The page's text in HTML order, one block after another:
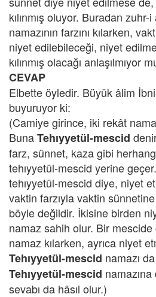
kılınmış oluyor. Buradan
namazının farzını kılarken,
niyet edilebileceği, niyet
kılınmış olacağı anlaşılmıyor
CEVAP
Elbette öyledir. Büyük âlim
buyuruyor ki:
(Camiye girince, iki rekât
BunaTehıyyetül-mescid
farz, sünnet, kaza gibi
tehıyyetül-mescid yerine
tehıyyetül-mescid diye, niyet
vaktin farzıyla vaktin
böyle değildir. İkisine birden
namaz sahih olur. Bir
namaz kılarken, ayrıca niyet
Tehıyyetül-mescid namazı
Tehıyyetül-mescid
sevabı da hâsıl olur.)